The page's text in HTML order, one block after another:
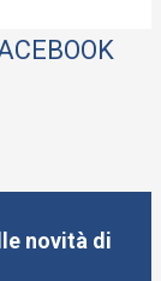
novità di